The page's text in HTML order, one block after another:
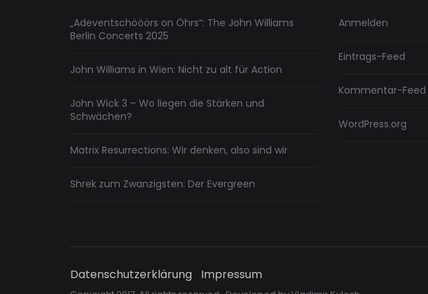
„Adeventschööörs on Öhrs“: The John Williams
Berlin Concerts 2025
John Williams in Wien: Nicht zu alt für Action
John Wick 3 – Wo liegen die Stärken und
Schwächen?
Matrix Resurrections: Wir denken, also sind wir
Shrek zum Zwanzigsten: Der Evergreen
Anmelden
Eintrags-Feed
Kommentar-Feed
WordPress.org
Datenschutzerklärung Impressum